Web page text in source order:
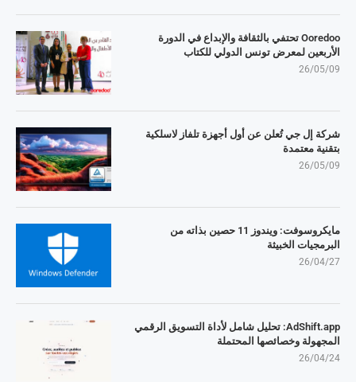
Ooredoo تحتفي بالثقافة والإبداع في الدورة
الأربعين لمعرض تونس الدولي للكتاب
26/05/09
شركة إل جي تُعلن عن أول أجهزة تلفاز لاسلكية
بتقنية معتمدة
26/05/09
مايكروسوفت: ويندوز 11 حصين بذاته من
البرمجيات الخبيثة
26/04/27
AdShift.app: تحليل شامل لأداة التسويق الرقمي
المجهولة وخصائصها المحتملة
26/04/24